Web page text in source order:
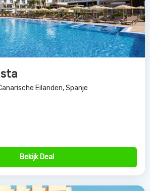
Eilanden, Spanje
Bekijk Deal